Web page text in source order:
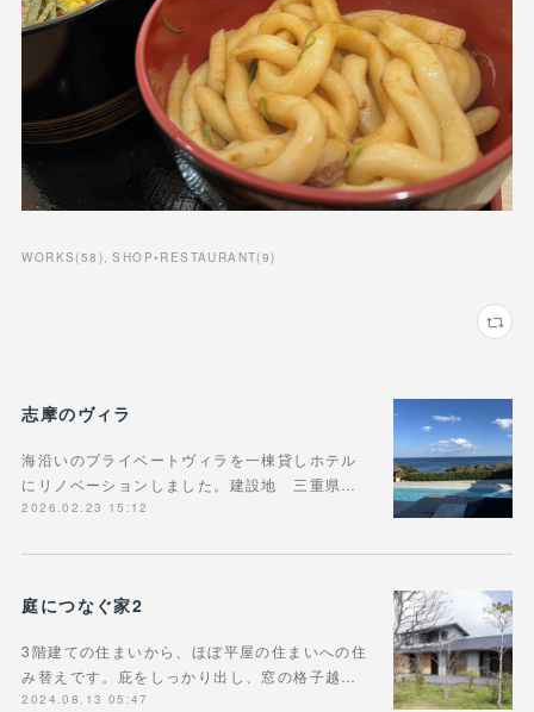
WORKS (58 ) SHOP•RESTAURANT(9)
志摩のヴィラ
海沿いのプライベートヴィラを一棟貸しホテル
にリノベーションしました。建設地 三重県…
2026.02.23 15:12
庭につなぐ家2
3階建ての住まいから、ほぼ平屋の住まいへの住
み替えです。庇をしっかり出し、窓の格子越…
2024.08.13 05:47